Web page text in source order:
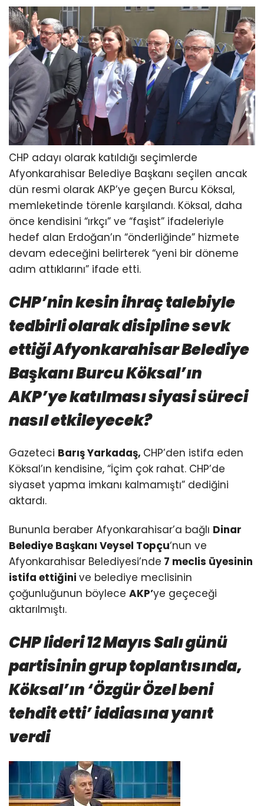
CHP adayı olarak katıldığı seçimlerde
Afyonkarahisar Belediye Başkanı seçilen ancak
dün resmi olarak AKP’ye geçen Burcu Köksal,
memleketinde törenle karşılandı. Köksal, daha
önce kendisini “ırkçı” ve “faşist” ifadeleriyle
hedef alan Erdoğan’ın “önderliğinde” hizmete
devam edeceğini belirterek “yeni bir döneme
adım attıklarını” ifade etti.
CHP’nin kesin ihraç talebiyle
tedbirli olarak disipline sevk
ettiği Afyonkarahisar Belediye
Başkanı Burcu Köksal’ın
AKP’ye katılması siyasi süreci
nasıl etkileyecek?
Gazeteci Barış Yarkadaş, CHP’den istifa eden
Köksal’ın kendisine, “İçim çok rahat. CHP’de
siyaset yapma imkanı kalmamıştı” dediğini
aktardı.
Bununla beraber Afyonkarahisar’a bağlı Dinar
Belediye Başkanı Veysel Topçu‘nun ve
Afyonkarahisar Belediyesi’nde 7 meclis üyesinin
istifa ettiğini ve belediye meclisinin
çoğunluğunun böylece AKP’ye geçeceği
aktarılmıştı.
CHP lideri 12 Mayıs Salı günü
partisinin grup toplantısında,
Köksal’ın ‘Özgür Özel beni
tehdit etti’ iddiasına yanıt
verdi